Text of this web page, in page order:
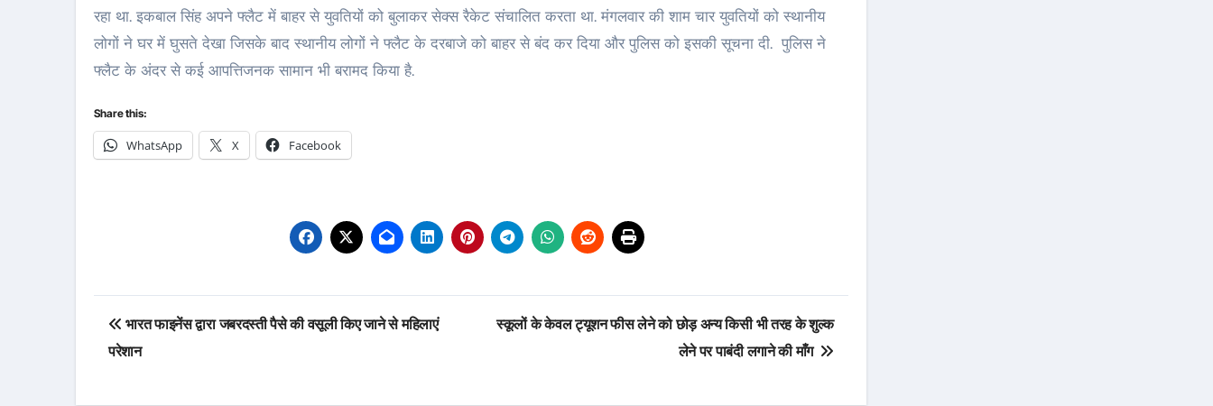
रहा था. इकबाल सिंह अपने फ्लैट में बाहर से युवतियों को बुलाकर सेक्स रैकेट संचालित करता था. मंगलवार की शाम चार युवतियों को स्थानीय
लोगों ने घर में घुसते देखा जिसके बाद स्थानीय लोगों ने फ्लैट के दरबाजे को बाहर से बंद कर दिया और पुलिस को इसकी सूचना दी. पुलिस ने
फ्लैट के अंदर से कई आपत्तिजनक सामान भी बरामद किया है.
Share this:
WhatsApp X Facebook
Post
navigation
भारत फाइनेंस द्वारा जबरदस्ती पैसे की वसूली किए जाने से महिलाएं
परेशान
स्कूलों के केवल ट्यूशन फीस लेने को छोड़ अन्य किसी भी तरह के शुल्क
लेने पर पाबंदी लगाने की माँग